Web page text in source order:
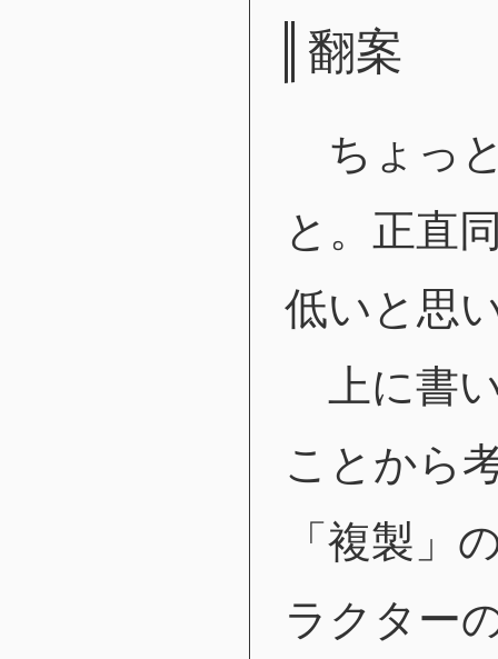
翻案
ちょっ
と。正直
低いと思
上に書
ことから
「複製」
ラクター